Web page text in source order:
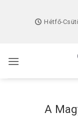
Hétfő-
A